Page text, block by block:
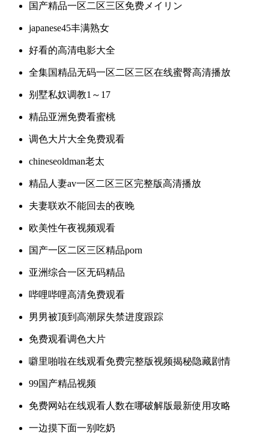
国产精品一区二区三区免费メイリン
japanese45丰满熟女
好看的高清电影大全
全集国精品无码一区二区三区在线蜜臀高清播放
别墅私奴调教1～17
精品亚洲免费看蜜桃
调色大片大全免费观看
chineseoldman老太
精品人妻av一区二区三区完整版高清播放
夫妻联欢不能回去的夜晚
欧美性午夜视频观看
国产一区二区三区精品porn
亚洲综合一区无码精品
哔哩哔哩高清免费观看
男男被顶到高潮尿失禁进度跟踪
免费观看调色大片
噼里啪啦在线观看免费完整版视频揭秘隐藏剧情
99国产精品视频
免费网站在线观看人数在哪破解版最新使用攻略
一边摸下面一别吃奶